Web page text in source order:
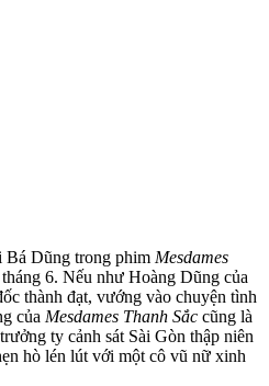
Bá Dũng trong phim Mesdames
6. Nếu như Hoàng Dũng của
thành đạt, vướng vào chu‌yện tìn‌h
của Mesdames Thanh Sắc cũng là
ty cảnh sát Sài Gòn thập niên
hò lén lút với một cô vũ nữ xinh